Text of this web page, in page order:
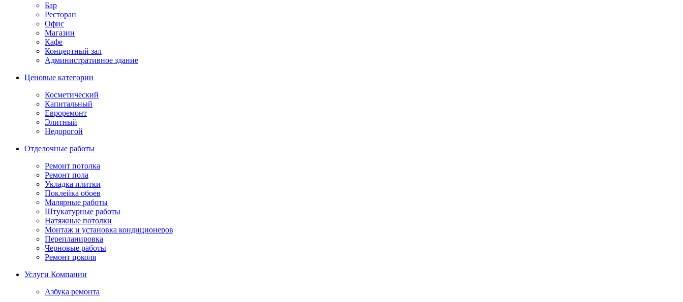
Бар
Ресторан
Офис
Магазин
Кафе
Концертный зал
Административное здание
Ценовые категории
Косметический
Капитальный
Евроремонт
Элитный
Недорогой
Отделочные работы
Ремонт потолка
Ремонт пола
Укладка плитки
Поклейка обоев
Малярные работы
Штукатурные работы
Натяжные потолки
Монтаж и установка кондиционеров
Перепланировка
Черновые работы
Ремонт цоколя
Услуги Компании
Азбука ремонта